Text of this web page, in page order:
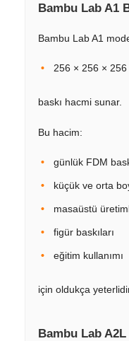
Bambu Lab A1
Bambu Lab A1
256 × 256 × 256
baskı hacmi sunar.
Bu hacim:
günlük FDM
küçük ve orta
masaüstü
figür baskıları
eğitim kullanımı
için oldukça
Bambu Lab A2L